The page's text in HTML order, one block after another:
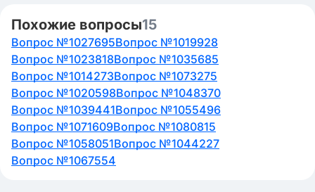
Похожие вопросы15
Вопрос №1027695Вопрос №1019928
Вопрос №1023818Вопрос №1035685
Вопрос №1014273Вопрос №1073275
Вопрос №1020598Вопрос №1048370
Вопрос №1039441Вопрос №1055496
Вопрос №1071609Вопрос №1080815
Вопрос №1058051Вопрос №1044227
Вопрос №1067554